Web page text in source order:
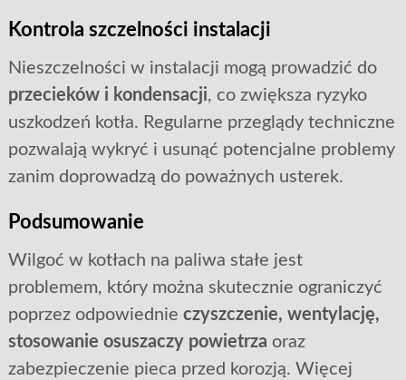
Kontrola szczelności instalacji
Nieszczelności w instalacji mogą prowadzić do
przecieków i kondensacji, co zwiększa ryzyko
uszkodzeń kotła. Regularne przeglądy techniczne
pozwalają wykryć i usunąć potencjalne problemy
zanim doprowadzą do poważnych usterek.
Podsumowanie
Wilgoć w kotłach na paliwa stałe jest
problemem, który można skutecznie ograniczyć
poprzez odpowiednie czyszczenie, wentylację,
stosowanie osuszaczy powietrza oraz
zabezpieczenie pieca przed korozją. Więcej